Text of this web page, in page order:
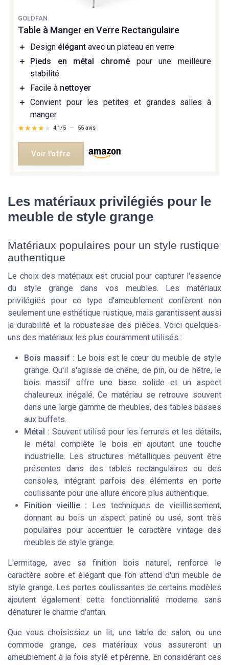
GOLDFAN
Table à Manger en Verre Rectangulaire
＋ Design élégant avec un plateau en verre
＋
Pieds en métal chromé pour une meilleure
stabilité
＋
Facile à nettoyer
＋ Convient pour les petites et grandes salles à
manger
★★★★★
★★★★★ 4,1/5 — 55 avis
Voir l'offre
Les matériaux privilégiés pour le
meuble de style grange
Matériaux populaires pour un style rustique
authentique
Le choix des matériaux est crucial pour capturer l'essence
du style grange dans vos meubles. Les matériaux
privilégiés pour ce type d'ameublement confèrent non
seulement une esthétique rustique, mais garantissent aussi
la durabilité et la robustesse des pièces. Voici quelques-
uns des matériaux les plus couramment utilisés :
Bois massif : Le bois est le cœur du meuble de style
grange. Qu'il s'agisse de chêne, de pin, ou de hêtre, le
bois massif offre une base solide et un aspect
chaleureux inégalé. Ce matériau se retrouve souvent
dans une large gamme de meubles, des tables basses
aux buffets.
Métal : Souvent utilisé pour les ferrures et les détails,
le métal complète le bois en ajoutant une touche
industrielle. Les structures métalliques peuvent être
présentes dans des tables rectangulaires ou des
consoles, intégrant parfois des éléments en porte
coulissante pour une allure encore plus authentique.
Finition vieillie : Les techniques de vieillissement,
donnant au bois un aspect patiné ou usé, sont très
populaires pour accentuer le caractère vintage des
meubles de style grange.
L'ermitage, avec sa finition bois naturel, renforce le
caractère sobre et élégant que l'on attend d'un meuble de
style grange. Les portes coulissantes de certains modèles
ajoutent également cette fonctionnalité moderne sans
dénaturer le charme d'antan.
Que vous choisissiez un lit, une table de salon, ou une
commode grange, ces matériaux vous assureront un
ameublement à la fois stylé et pérenne. En considérant ces